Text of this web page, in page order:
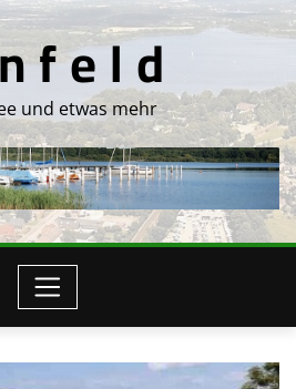
f e l d
und etwas mehr